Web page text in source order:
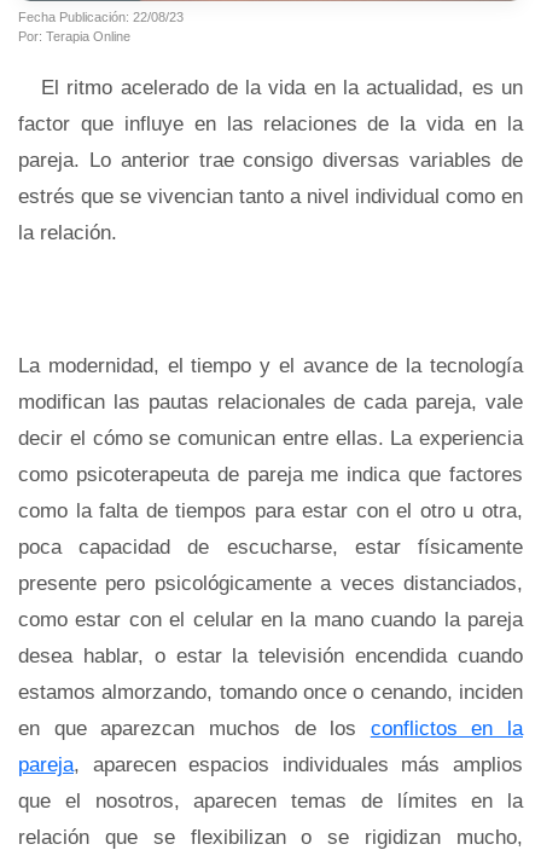
Fecha Publicación: 22/08/23
Por: Terapia Online
El ritmo acelerado de la vida en la actualidad, es un
factor que influye en las relaciones de la vida en la
pareja. Lo anterior trae consigo diversas variables de
estrés que se vivencian tanto a nivel individual como en
la relación.
La modernidad, el tiempo y el avance de la tecnología
modifican las pautas relacionales de cada pareja, vale
decir el cómo se comunican entre ellas. La experiencia
como psicoterapeuta de pareja me indica que factores
como la falta de tiempos para estar con el otro u otra,
poca capacidad de escucharse, estar físicamente
presente pero psicológicamente a veces distanciados,
como estar con el celular en la mano cuando la pareja
desea hablar, o estar la televisión encendida cuando
estamos almorzando, tomando once o cenando, inciden
en que aparezcan muchos de los conflictos en la
pareja, aparecen espacios individuales más amplios
que el nosotros, aparecen temas de límites en la
relación que se flexibilizan o se rigidizan mucho,